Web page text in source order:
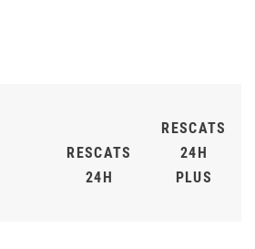
RESCATS
24H
RESCATS
24H
PLUS